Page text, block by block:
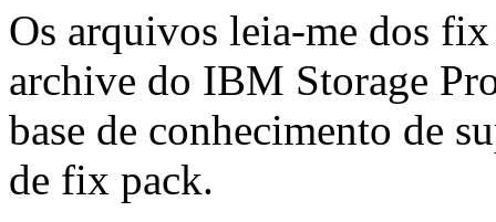
Os arquivos leia-me dos
archive do IBM Storage
base de conhecimento de
de fix pack.